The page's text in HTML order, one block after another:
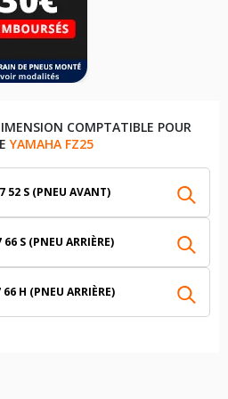
COMPTATIBLE POUR
YAMAHA FZ25
52 S (PNEU AVANT)
S (PNEU ARRIÈRE)
H (PNEU ARRIÈRE)